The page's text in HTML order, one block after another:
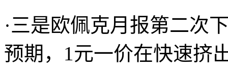
·三是欧佩克月报第二次
预期，1元一价在快速挤